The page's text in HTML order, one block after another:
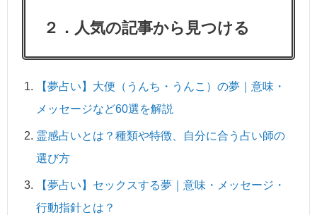
２．人気の記事から見つける
【夢占い】大便（うんち・うんこ）の夢｜意味・
メッセージなど60選を解説
霊感占いとは？種類や特徴、自分に合う占い師の
選び方
【夢占い】セックスする夢｜意味・メッセージ・
行動指針とは？